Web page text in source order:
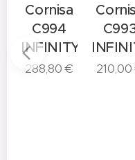
Cornisa
C994
INFINITY
288,80€ 210,00